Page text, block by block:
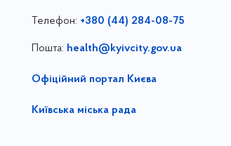
Телефон: +380 (44) 284-08-75
Пошта: health@kyivcity.gov.ua
Офіційний портал Києва
Київська міська рада